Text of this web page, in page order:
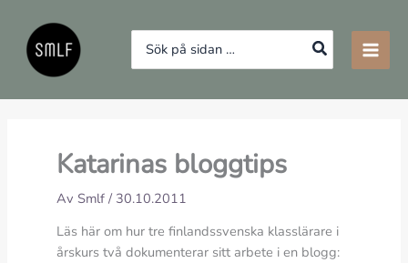
innehåll
Search
for:
Katarinas bloggtips
AvSmlf/ 30.10.2011
Läs här om hur tre finlandssvenska klasslärare i
årskurs två dokumenterar sitt arbete i en blogg: